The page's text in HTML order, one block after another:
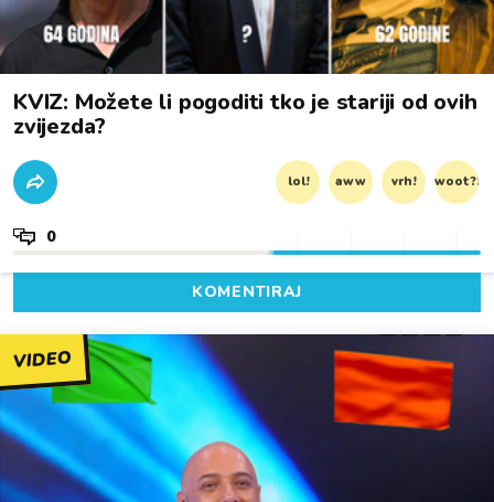
KVIZ: Možete li pogoditi tko je stariji od ovih
zvijezda?
lol! aww vrh! woot?!
0
KOMENTIRAJ
VIDEO